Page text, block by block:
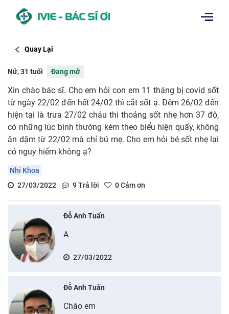
Quay Lại
Nữ, 31 tuổi Đang mở
Xin chào bác sĩ. Cho em hỏi con em 11 tháng bị covid sốt
từ ngày 22/02 đến hết 24/02 thì cắt sốt ạ. Đêm 26/02 đến
hiện tại là trưa 27/02 cháu thi thoảng sốt nhẹ hơn 37 độ,
có những lúc bình thường kèm theo biểu hiện quấy, không
ăn dặm từ 22/02 mà chỉ bú mẹ. Cho em hỏi bé sốt nhẹ lại
có nguy hiểm không ạ?
Nhi Khoa
27/03/2022
9Trả lời 0Cảm ơn
Đỗ Anh Tuấn
A
27/03/2022
Đỗ Anh Tuấn
Chào em